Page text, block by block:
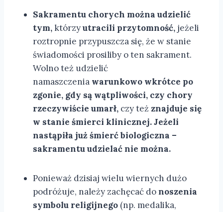
Sakramentu chorych można udzielić
tym,którzyutracili przytomność, jeżeli
roztropnie przypuszcza się, że w stanie
świadomości prosiliby o ten sakrament.
Wolno też udzielić
namaszczenia warunkowo wkrótce po
zgonie, gdy są wątpliwości, czy chory
rzeczywiście umarł, czy też znajduje się
w stanie śmierci klinicznej. Jeżeli
nastąpiła już śmierć biologiczna –
sakramentu udzielać nie można.
Ponieważ dzisiaj wielu wiernych dużo
podróżuje, należy zachęcać donoszenia
symbolu religijnego (np. medalika,